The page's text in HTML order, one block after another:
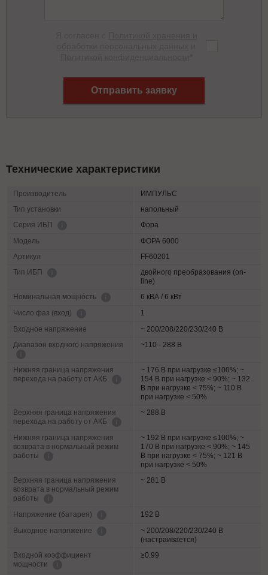
Отправить заявку
Технические характеристики
Производитель
ИМПУЛЬС
Тип установки
напольный
Серия ИБП
Фора
Модель
ФОРА 6000
Артикул
FF60201
Тип ИБП
двойного преобразования (on-
line)
Номинальная мощность
6 кВА / 6 кВт
Число фаз (вход)
1
Входное напряжение
~ 200/208/220/230/240 В
Диапазон входного напряжения
~110 - 288 В
Нижняя граница напряжения
перехода на работу от АКБ
~ 176 В при нагрузке ≤100%; ~
154 В при нагрузке < 90%; ~ 132
В при нагрузке < 75%; ~ 110 В
при нагрузке < 50%
Верхняя граница напряжения
перехода на работу от АКБ
~ 288 В
Нижняя граница напряжения
возврата в нормальный режим
работы
~ 192 В при нагрузке ≤100%; ~
170 В при нагрузке < 90%; ~ 145
В при нагрузке < 75%; ~ 121 В
при нагрузке < 50%
Верхняя граница напряжения
возврата в нормальный режим
работы
~ 281 В
Напряжение (батарея)
192 В
Выходное напряжение
~ 200/208/220/230/240 В
(настраивается)
Входной коэффициент
мощности
≥0.99